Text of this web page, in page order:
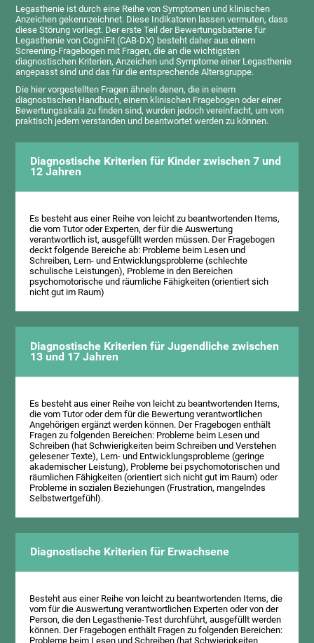
Legasthenie ist durch eine Reihe von Symptomen und klinischen
Anzeichen gekennzeichnet. Diese Indikatoren lassen vermuten, dass
diese Störung vorliegt. Der erste Teil der Bewertungsbatterie für
Legasthenie von CogniFit (CAB-DX) besteht daher aus einem
Screening-Fragebogen mit Fragen, die an die wichtigsten
diagnostischen Kriterien, Anzeichen und Symptome einer Legasthenie
angepasst sind und das für die entsprechende Altersgruppe.
Die hier vorgestellten Fragen ähneln denen, die in einem
diagnostischen Handbuch, einem klinischen Fragebogen oder einer
Bewertungsskala zu finden sind, wurden jedoch vereinfacht, um von
praktisch jedem verstanden und beantwortet werden zu können.
Diagnostische Kriterien für Kinder zwischen 7 und
12 Jahren
Es besteht aus einer Reihe von leicht zu beantwortenden Items,
die vom Tutor oder Experten, der für die Auswertung
verantwortlich ist, ausgefüllt werden müssen. Der Fragebogen
deckt folgende Bereiche ab: Probleme beim Lesen und
Schreiben, Lern- und Entwicklungsprobleme (schlechte
schulische Leistungen), Probleme in den Bereichen
psychomotorische und räumliche Fähigkeiten (orientiert sich
nicht gut im Raum)
Diagnostische Kriterien für Jugendliche zwischen
13 und 17 Jahren
Es besteht aus einer Reihe von leicht zu beantwortenden Items,
die vom Tutor oder dem für die Bewertung verantwortlichen
Angehörigen ergänzt werden können. Der Fragebogen enthält
Fragen zu folgenden Bereichen: Probleme beim Lesen und
Schreiben (hat Schwierigkeiten beim Schreiben und Verstehen
gelesener Texte), Lern- und Entwicklungsprobleme (geringe
akademischer Leistung), Probleme bei psychomotorischen und
räumlichen Fähigkeiten (orientiert sich nicht gut im Raum) oder
Probleme in sozialen Beziehungen (Frustration, mangelndes
Selbstwertgefühl).
Diagnostische Kriterien für Erwachsene
Besteht aus einer Reihe von leicht zu beantwortenden Items, die
vom für die Auswertung verantwortlichen Experten oder von der
Person, die den Legasthenie-Test durchführt, ausgefüllt werden
können. Der Fragebogen enthält Fragen zu folgenden Bereichen:
Probleme beim Lesen und Schreiben (hat Schwierigkeiten